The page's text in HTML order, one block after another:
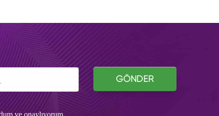
GÖNDER
ve onaylıyorum.